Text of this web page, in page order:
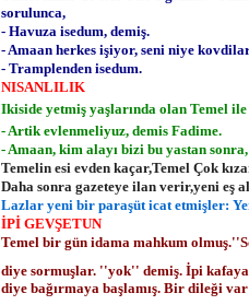
sorulunca,
- Havuza isedum, demiş.
- Amaan herkes işiyor, seni niye
- Tramplenden isedum.
NISANLILIK
Ikiside yetmiş yaşlarında olan Temel
- Artik evlenmeliyuz, demis Fadime.
- Amaan, kim alayı bizi bu yastan
Temelin esi evden kaçar,Temel Çok
Daha sonra gazeteye ilan verir,yeni eş
Lazlar yeni bir paraşüt icat etmişler:
İPİ GEVŞETUN
Temel bir gün idama mahkum
diye sormuşlar. ''yok'' demiş. İpi
diye bağırmaya başlamış. Bir dileği